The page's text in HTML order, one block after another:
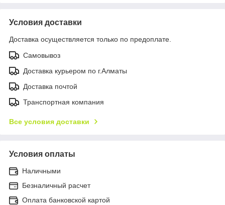
Условия доставки
Доставка осуществляется только по предоплате.
Самовывоз
Доставка курьером по г.Алматы
Доставка почтой
Транспортная компания
Все условия доставки
Условия оплаты
Наличными
Безналичный расчет
Оплата банковской картой